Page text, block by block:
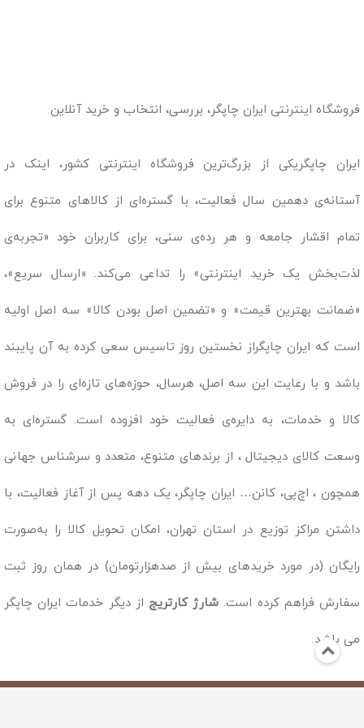
فروشگاه اینترنتی ایران چاپگر، بررسی، انتخاب و خرید آنلاین
ایران چاپگریکی از بزرگ‌ترین فروشگاه اینترنتی کشور، اینک در
آستانه‌ی دهمین سال فعالیت، با گستره‌ای از کالاهای متنوع برای
تمام اقشار جامعه و هر رده‌ی سنی، برای کاربران خود «تجربه‌ی
لذت‌بخش یک خرید اینترنتی» را تداعی می‌کند. «ارسال سریع»،
«ضمانت بهترین قیمت» و «تضمین اصل بودن کالا» سه اصل اولیه
است که ایران چاپگراز نخستین روز تاسیس سعی کرده به آن پایبند
باشد و با رعایت این سه اصل، هرسال، حوزه‌های تازه‌ای را در فروش
کالا و خدمات، به دایره‌ی فعالیت خود افزوده است. گستره‌ای به
وسعت کالای دیجیتال ، از برندهای متنوع، متعدد و سرشناس جهانی
همچون ، اچ‌پی، کانن… ایران چاپگر، یک دهه پس از آغاز فعالیت، با
داشتن مراکز توزیع در استان تهران، امکان تحویل کالا را به‌صورت
رایگان (در مورد خریدهای بیش از صدهزارتومان) در همان روز ثبت
سفارش فراهم کرده است. شارژ کارتریج از دیگر خدمات ایران چاپگر
می باشد.